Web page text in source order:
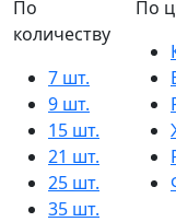
По
количеству
7 шт.
9 шт.
15 шт.
21 шт.
25 шт.
35 шт.
По